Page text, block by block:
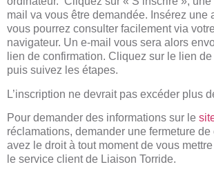
mail va vous être demandée. Insérez une
vous pourrez consulter facilement via
navigateur. Un e-mail vous sera alors
lien de confirmation. Cliquez sur le lien
puis suivez les étapes.
L’inscription ne devrait pas excéder plus
Pour demander des informations sur le
réclamations, demander une fermeture de
avez le droit à tout moment de vous
le service client de Liaison Torride.